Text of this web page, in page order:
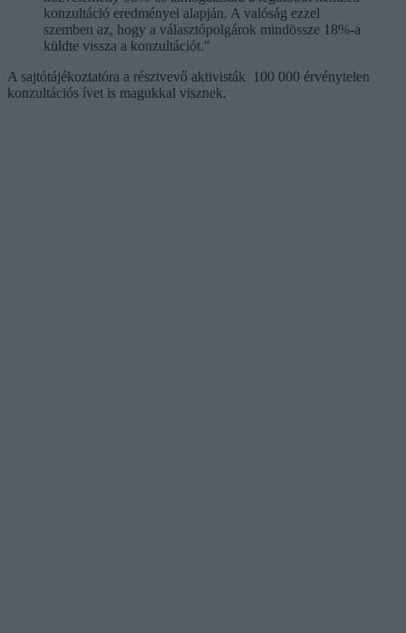
konzultáció eredményei alapján. A valóság ezzel
szemben az, hogy a választópolgárok mindössze 18%-a
küldte vissza a konzultációt."
A sajtótájékoztatóra a résztvevő aktivisták 100 000 érvénytelen
konzultációs ívet is magukkal visznek.